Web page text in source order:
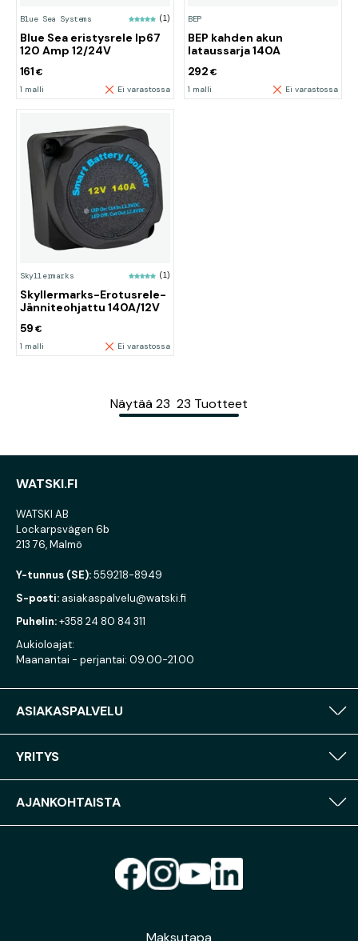
Blue Sea Systems (1)
Blue Sea eristysrele Ip67
120 Amp 12/24V
161 €
1 malli Ei varastossa
BEP
BEP kahden akun
lataussarja 140A
292 €
1 malli Ei varastossa
Skyllermarks (1)
Skyllermarks-Erotusrele-
Jänniteohjattu 140A/12V
59€
1 malli Ei varastossa
Näytää23 23 Tuotteet
WATSKI.FI
WATSKI AB
Lockarpsvägen 6b
213 76, Malmö
Y-tunnus (SE):559218-8949
S-posti: asiakaspalvelu@watski.fi
Puhelin:+358 24 80 84 311
Aukioloajat:
Maanantai - perjantai: 09.00-21.00
ASIAKASPALVELU
YRITYS
AJANKOHTAISTA